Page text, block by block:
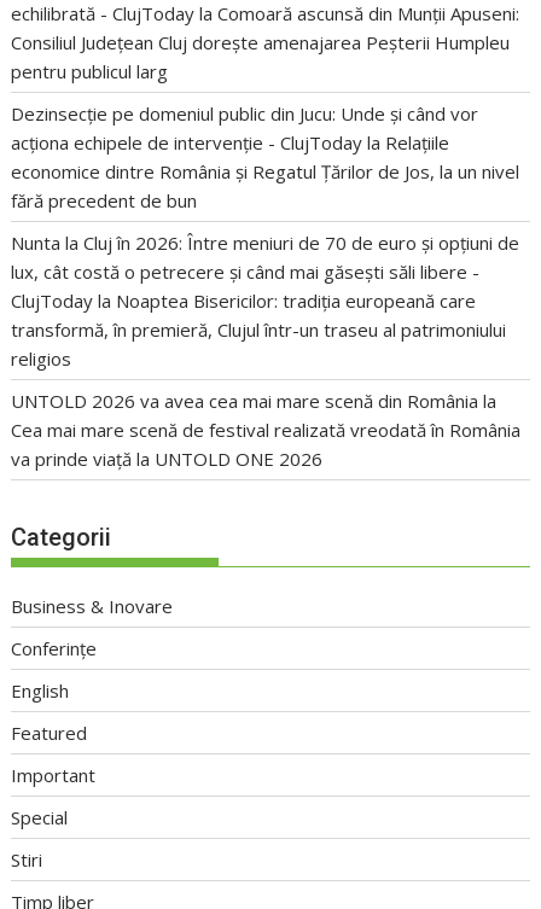
echilibrată - ClujToday laComoară ascunsă din Munții Apuseni:
Consiliul Județean Cluj dorește amenajarea Peșterii Humpleu
pentru publicul larg
Dezinsecție pe domeniul public din Jucu: Unde și când vor
acționa echipele de intervenție - ClujToday la Relațiile
economice dintre România și Regatul Țărilor de Jos, la un nivel
fără precedent de bun
Nunta la Cluj în 2026: Între meniuri de 70 de euro și opțiuni de
lux, cât costă o petrecere și când mai găsești săli libere -
ClujToday la Noaptea Bisericilor: tradiția europeană care
transformă, în premieră, Clujul într-un traseu al patrimoniului
religios
UNTOLD 2026 va avea cea mai mare scenă din România la
Cea mai mare scenă de festival realizată vreodată în România
va prinde viață la UNTOLD ONE 2026
Categorii
Business & Inovare
Conferințe
English
Featured
Important
Special
Stiri
Timp liber